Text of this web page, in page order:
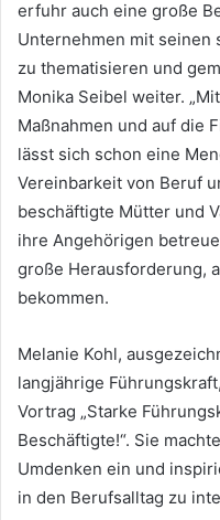
erfuhr auch eine große
Unternehmen mit seinen
zu thematisieren und
Monika Seibel weiter.
Maßnahmen und auf die
lässt sich schon eine
Vereinbarkeit von Beruf
beschäftigte Mütter und
ihre Angehörigen
große Herausforderung,
bekommen.
Melanie Kohl,
langjährige
Vortrag „Starke
Beschäftigte!“. Sie
Umdenken ein und
in den Berufsalltag zu